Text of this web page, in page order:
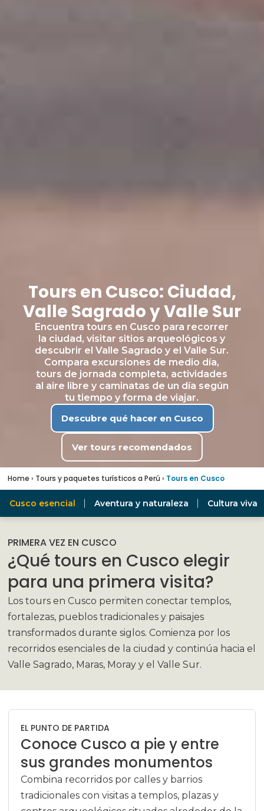
Tours en Cusco: Ciudad,
Valle Sagrado y Valle Sur
Encuentra tours en Cusco para recorrer
la ciudad, visitar sitios arqueológicos y
descubrir el Valle Sagrado y el Valle Sur.
Compara excursiones de medio día,
tours de jornada completa, actividades
al aire libre y caminatas de un día según
tu tiempo y forma de viajar.
Descubre qué hacer en Cusco
Ver tours recomendados
Home › Tours y paquetes turísticos a Perú › Tours en Cusco
Cusco esencial Aventura y naturaleza Cultura viva
PRIMERA VEZ EN CUSCO
¿Qué tours en Cusco elegir
para una primera visita?
Los tours en Cusco permiten conectar templos,
fortalezas, pueblos tradicionales y paisajes
transformados durante siglos. Comienza por los
recorridos esenciales de la ciudad y continúa hacia el
Valle Sagrado, Maras, Moray y el Valle Sur.
EL PUNTO DE PARTIDA
Conoce Cusco a pie y entre
sus grandes monumentos
Combina recorridos por calles y barrios
tradicionales con visitas a templos, plazas y